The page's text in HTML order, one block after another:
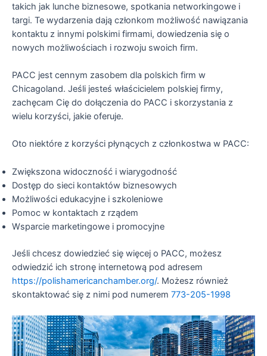
takich jak lunche biznesowe, spotkania networkingowe i
targi. Te wydarzenia dają członkom możliwość nawiązania
kontaktu z innymi polskimi firmami, dowiedzenia się o
nowych możliwościach i rozwoju swoich firm.
PACC jest cennym zasobem dla polskich firm w
Chicagoland. Jeśli jesteś właścicielem polskiej firmy,
zachęcam Cię do dołączenia do PACC i skorzystania z
wielu korzyści, jakie oferuje.
Oto niektóre z korzyści płynących z członkostwa w PACC:
Zwiększona widoczność i wiarygodność
Dostęp do sieci kontaktów biznesowych
Możliwości edukacyjne i szkoleniowe
Pomoc w kontaktach z rządem
Wsparcie marketingowe i promocyjne
Jeśli chcesz dowiedzieć się więcej o PACC, możesz
odwiedzić ich stronę internetową pod adresem
https://polishamericanchamber.org/. Możesz również
skontaktować się z nimi pod numerem 773-205-1998